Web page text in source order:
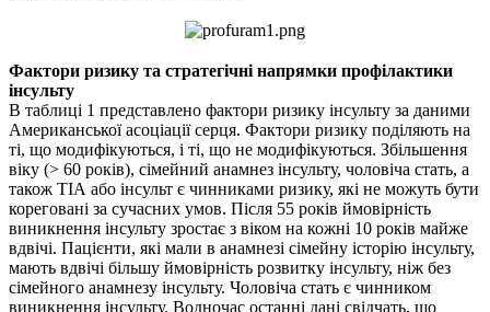
Фактори ризику та стратегічні напрямки профілактики
інсульту
В таблиці 1 представлено фактори ризику інсульту за даними
Американської асоціації серця. Фактори ризику поділяють на
ті, що модифікуються, і ті, що не модифікуються. Збільшення
віку (> 60 років), сімейний анамнез інсульту, чоловіча стать, а
також ТІА або інсульт є чинниками ризику, які не можуть бути
кореговані за сучасних умов. Після 55 років ймовірність
виникнення інсульту зростає з віком на кожні 10 років майже
вдвічі. Пацієнти, які мали в анамнезі сімейну історію інсульту,
мають вдвічі більшу ймовірність розвитку інсульту, ніж без
сімейного анамнезу інсульту. Чоловіча стать є чинником
виникнення інсульту. Водночас останні дані свідчать, що